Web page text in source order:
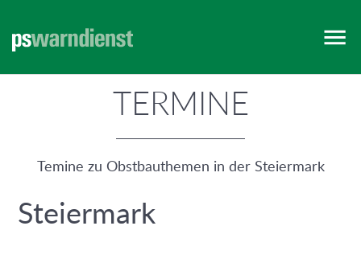
TERMINE
Temine zu Obstbauthemen in der Steiermark
Steiermark